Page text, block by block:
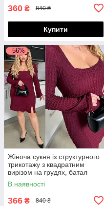
360 ₴ 840 ₴
Купити
–56%
Жіноча сукня із структурного
трикотажу з квадратним
вирізом на грудях, батал
великі розміри
В наявності
366 ₴ 840 ₴